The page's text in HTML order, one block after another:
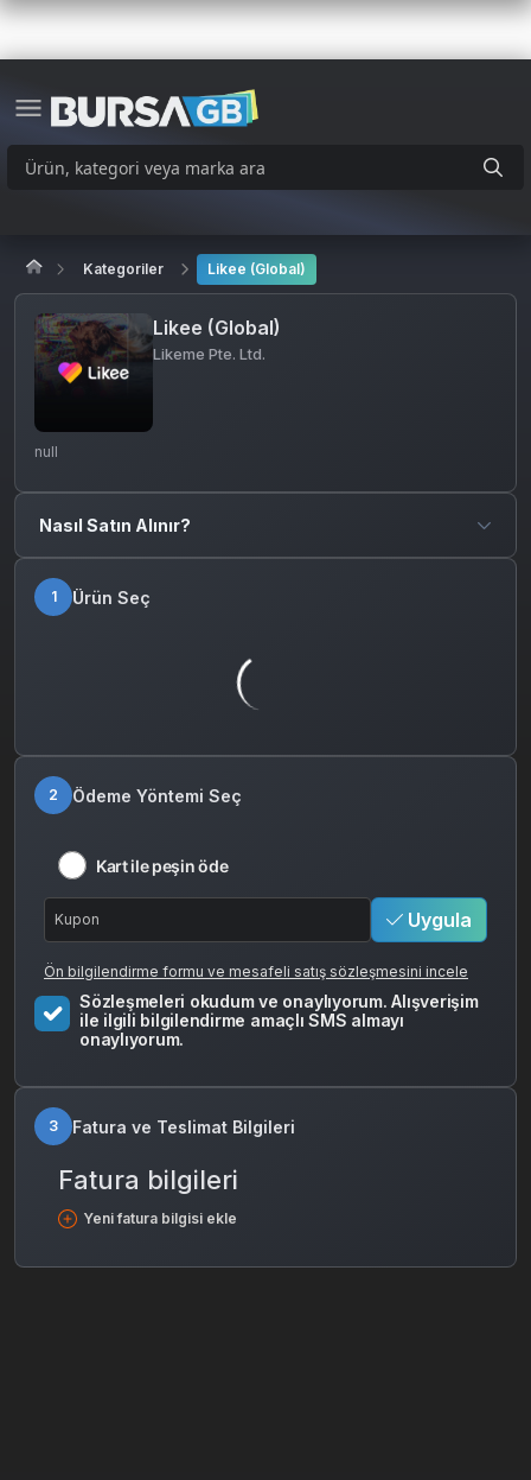
Kategoriler Likee (Global)
Likee (Global)
Likeme Pte. Ltd.
null
Nasıl Satın Alınır?
1 Ürün Seç
2 Ödeme Yöntemi Seç
Kart ile peşin öde
Uygula
Ön bilgilendirme formu ve mesafeli satış sözleşmesini incele
Sözleşmeleri okudum ve onaylıyorum. Alışverişim
ile ilgili bilgilendirme amaçlı SMS almayı
onaylıyorum.
3 Fatura ve Teslimat Bilgileri
Fatura bilgileri
Yeni fatura bilgisi ekle